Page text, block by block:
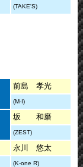
(TAKE'S)
前島 孝光
(M-I)
坂 和磨
(ZEST)
永川 悠太
(K-one R)